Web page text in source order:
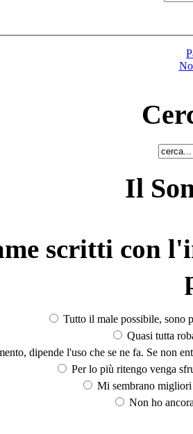
Il
scritti con
Tutto il male possibile, sono
Quasi tutta
dipende l'uso che se ne fa. Se non
Per lo più ritengo venga
Mi sembrano
Non ho